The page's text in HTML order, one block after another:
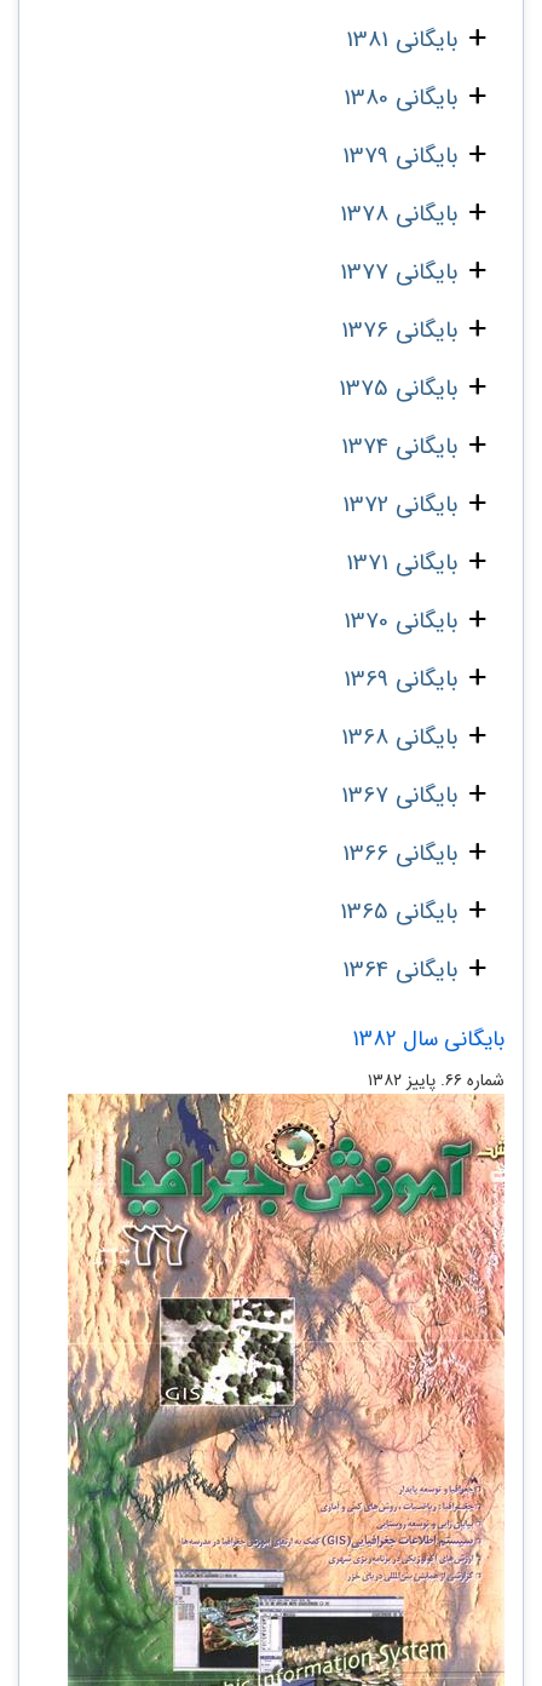
بایگانی 1381
بایگانی 1380
بایگانی 1379
بایگانی 1378
بایگانی 1377
بایگانی 1376
بایگانی 1375
بایگانی 1374
بایگانی 1372
بایگانی 1371
بایگانی 1370
بایگانی 1369
بایگانی 1368
بایگانی 1367
بایگانی 1366
بایگانی 1365
بایگانی 1364
بایگانی سال 1382
شماره ۶۶. پاییز ۱۳۸۲